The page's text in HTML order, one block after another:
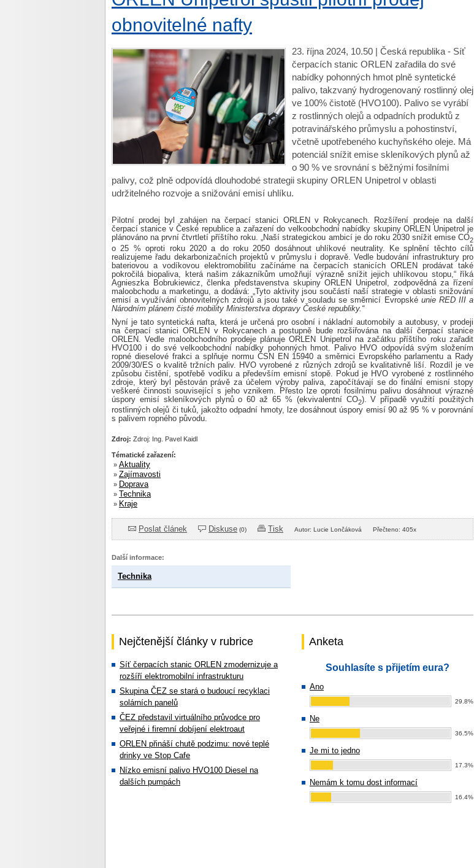
obnovitelné nafty
23. října 2024, 10.50 | Česká republika - Síť
čerpacích stanic ORLEN zařadila do své
nabídky pohonných hmot plně syntetické
palivo, takzvaný hydrogenovaný rostlinný olej
ve 100% čistotě (HVO100). Palivo se vyrábí
z rostlinných olejů a odpadních produktů z
potravinářského průmyslu a pohostinství,
včetně upotřebeného kuchyňského oleje. Má
potenciál snížit emise skleníkových plynů až
o 90 % ve srovnání s běžnými fosilními
palivy, což plně odpovídá dlouhodobé strategii skupiny ORLEN Unipetrol v oblasti
udržitelného rozvoje a snižování emisí uhlíku.
Pilotní prodej byl zahájen na čerpací stanici ORLEN v Rokycanech. Rozšíření prodeje na další
čerpací stanice v České republice a zařazení do velkoobchodní nabídky skupiny ORLEN Unipetrol je
plánováno na první čtvrtletí příštího roku. „Naší strategickou ambicí je do roku 2030 snížit emise CO2
o 25 % oproti roku 2020 a do roku 2050 dosáhnout uhlíkové neutrality. Ke splnění těchto cílů
realizujeme řadu dekarbonizačních projektů v průmyslu i dopravě. Vedle budování infrastruktury pro
bateriovou a vodíkovou elektromobilitu začínáme na čerpacích stanicích ORLEN prodávat také
pokročilá biopaliva, která našim zákazníkům umožňují výrazně snížit jejich uhlíkovou stopu,“ říká
Agnieszka Bobrukiewicz, členka představenstva skupiny ORLEN Unipetrol, zodpovědná za ​řízení
maloobchodu a marketingu, a dodává: „Tyto aktivity jsou součástí naší strategie v oblasti snižování
emisí a využívání obnovitelných zdrojů a jsou také v souladu se směrnicí Evropskéunie RED III a
Národním plánem čisté mobility Ministerstva dopravy České republiky.“
Nyní je tato syntetická nafta, která je určená pro osobní i nákladní automobily a autobusy, v prodeji
na čerpací stanici ORLEN v Rokycanech a postupně bude rozšiřována na další čerpací stanice
ORLEN. Vedle maloobchodního prodeje plánuje ORLEN Unipetrol na začátku příštího roku zařadit
HVO100 i do své velkoobchodní nabídky pohonných hmot. Palivo HVO odpovídá svým složením
ropné dieselové frakci a splňuje normu ČSN EN 15940 a směrnici Evropského parlamentu a Rady
2009/30/ES o kvalitě tržních paliv. HVO vyrobené z různých zdrojů se kvalitativně liší. Rozdíl je ve
způsobu čistění, spotřebě vodíku a především emisní stopě. Pokud je HVO vyrobené z rostlinného
zdroje, který byl pěstován právě za účelem výroby paliva, započítávají se do finální emisní stopy
veškeré činnosti související s jeho vznikem. Přesto lze oproti fosilnímu palivu dosáhnout výrazné
úspory emisí skleníkových plynů o 60 až 65 % (ekvivalentní CO2). V případě využití použitých
rostlinných olejů či tuků, jakožto odpadní hmoty, lze dosáhnout úspory emisí 90 až 95 % v porovnání
s palivem ropného původu.
Zdroj: Zdroj: Ing. Pavel Kaidl
Tématické zařazení:
» Aktuality
» Zajímavosti
» Doprava
» Technika
» Kraje
Poslat článek Diskuse (0) Tisk Autor: Lucie Lončáková Přečteno: 405x
Další informace:
Technika
Nejčtenější články v rubrice
Síť čerpacích stanic ORLEN zmodernizuje a
rozšíří elektromobilní infrastrukturu
Skupina ČEZ se stará o budoucí recyklaci
solárních panelů
ČEZ představil virtuálního průvodce pro
veřejné i firemní dobíjení elektroaut
ORLEN přináší chutě podzimu: nové teplé
drinky ve Stop Cafe
Nízko emisní palivo HVO100 Diesel na
dalších pumpách
Anketa
Souhlasíte s přijetím eura?
Ano
29.8%
Ne
36.5%
Je mi to jedno
17.3%
Nemám k tomu dost informací
16.4%